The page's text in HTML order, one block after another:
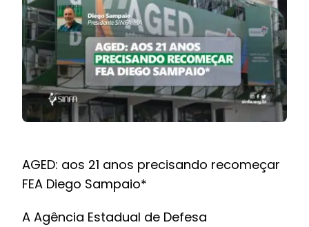
BOLETIM INFORMATIVO
NOTÍCIAS
BARREIRAS
AGED: aos 21 anos precisando recomeçar
FEA Diego Sampaio*
A Agência Estadual de Defesa